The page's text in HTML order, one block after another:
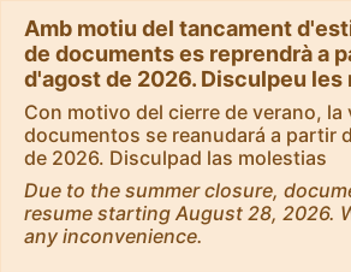
Amb motiu del tancament
de documents es reprendrà a
d'agost de 2026. Disculpeu les
Con motivo del cierre de verano, la
documentos se reanudará a partir
de 2026. Disculpad las molestias
Due to the summer closure,
resume starting August 28, 2026.
any inconvenience.